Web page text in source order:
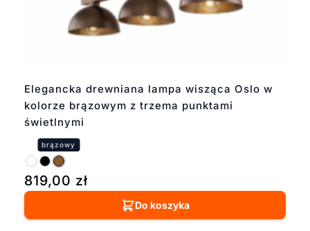
Elegancka drewniana lampa wisząca Oslo w
kolorze brązowym z trzema punktami
świetlnymi
819,00 zł
Do koszyka